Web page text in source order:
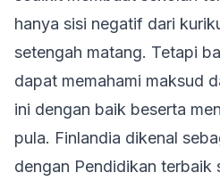
hanya sisi negatif dari
setengah matang. Tetapi
dapat memahami maksud
ini dengan baik beserta
pula. Finlandia dikenal
dengan Pendidikan terbaik